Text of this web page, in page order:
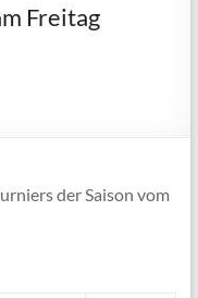
Freitag
der Saison vom